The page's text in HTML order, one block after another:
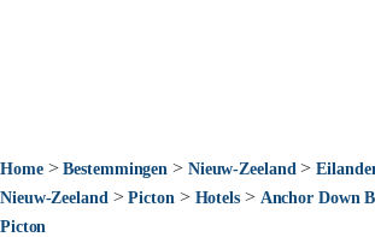
Home>Bestemmingen > Nieuw-Zeeland >
Nieuw-Zeeland >Picton > Hotels> Anchor Down
Picton